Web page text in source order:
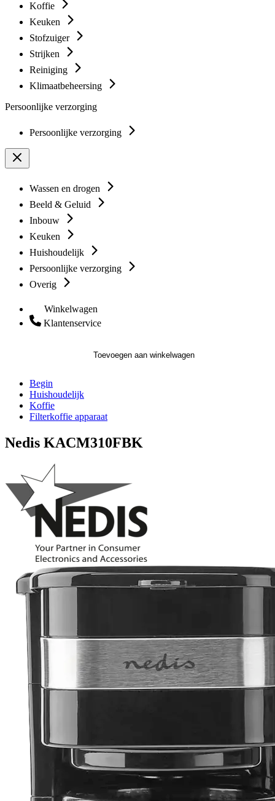
Koffie
Keuken
Stofzuiger
Strijken
Reiniging
Klimaatbeheersing
Persoonlijke verzorging
Persoonlijke verzorging
Wassen en drogen
Beeld & Geluid
Inbouw
Keuken
Huishoudelijk
Persoonlijke verzorging
Overig
Winkelwagen
Klantenservice
Toevoegen aan winkelwagen
Begin
Huishoudelijk
Koffie
Filterkoffie apparaat
Nedis KACM310FBK